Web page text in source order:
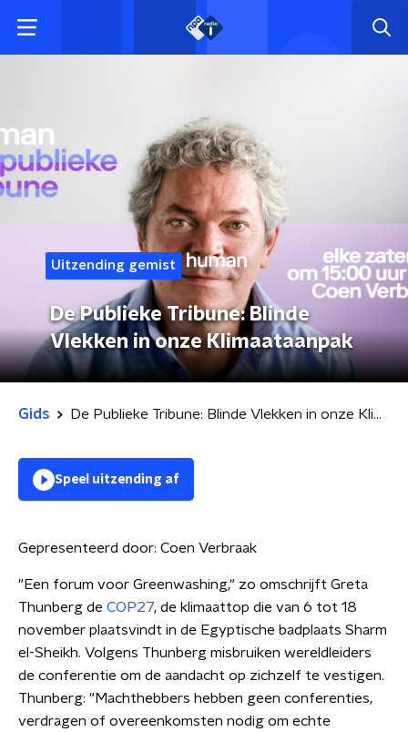
Uitzending gemist
De Publieke Tribune: Blinde
Vlekken in onze Klimaataanpak
Gids De Publieke Tribune: Blinde Vlekken in onze Klimaataanpak
Speel uitzending af
Gepresenteerd door: Coen Verbraak
"Een forum voor Greenwashing," zo omschrijft Greta
Thunberg de COP27, de klimaattop die van 6 tot 18
november plaatsvindt in de Egyptische badplaats Sharm
el-Sheikh. Volgens Thunberg misbruiken wereldleiders
de conferentie om de aandacht op zichzelf te vestigen.
Thunberg: "Machthebbers hebben geen conferenties,
verdragen of overeenkomsten nodig om echte